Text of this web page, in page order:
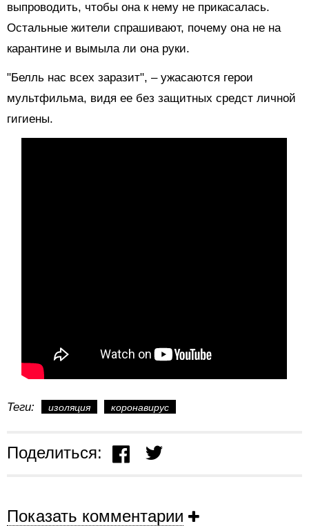
выпроводить, чтобы она к нему не прикасалась.
Остальные жители спрашивают, почему она не на
карантине и вымыла ли она руки.
"Белль нас всех заразит", – ужасаются герои
мультфильма, видя ее без защитных средст личной
гигиены.
Теги: изоляция коронавирус
Поделиться:
Показать комментарии